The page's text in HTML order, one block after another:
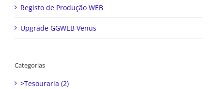
Registo de Produção WEB
Upgrade GGWEB Venus
Categorias
>Tesouraria (2)